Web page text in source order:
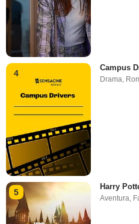
4
Campus
Drama,
5
Harry
Aventura,